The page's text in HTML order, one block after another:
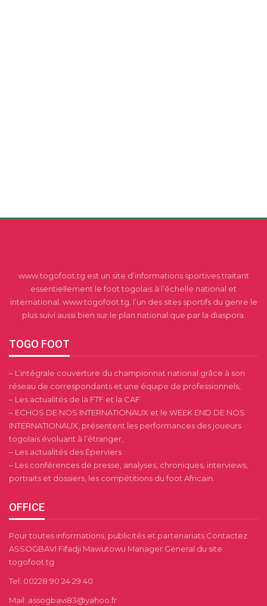
www.togofoot.tg est un site d’informations sportives traitant
essentiellement le foot togolais à l’échelle national et
international. www.togofoot.tg, l’un des sites sportifs du genre le
plus suivi aussi bien sur le plan national que par la diaspora.
TOGO FOOT
– L’intégrale couverture du championnat national grâce à son
réseau de correspondants et une équipe de professionnels,
– Les actualités de la FTF et la CAF
– ECHOS DE NOS INTERNATIONAUX et le WEEK END DE NOS
INTERNATIONAUX, présentent les performances des joueurs
togolais évoluant à l’étranger,
– Les actualités des Éperviers
– Les conférences de presse, analyses, chroniques, interviews,
portraits et dossiers, les compétitions du foot Africain.
OFFICE
Pour toutes informations, publicités et partenariats Contactez
ASSOGBAVI Fifadji Mawutowu Manager General du site
togofoot.tg
Tel: 00228 90 24 29 40
Mail: assogbavi83@yahoo.fr